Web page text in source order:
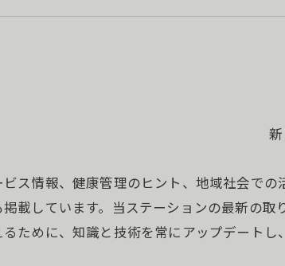
ビス情報、健康管理のヒント、地域社会で
掲載しています。当ステーションの最新の
ために、知識と技術を常にアップデートし